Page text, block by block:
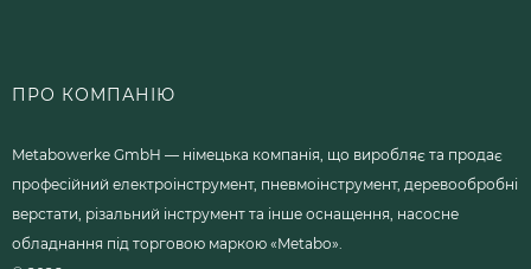
ПРО КОМПАНІЮ
Metabowerke GmbH — німецька компанія, що виробляє та продає
професійний електроінструмент, пневмоінструмент, деревообробні
верстати, різальний інструмент та інше оснащення, насосне
обладнання під торговою маркою «Metabo».